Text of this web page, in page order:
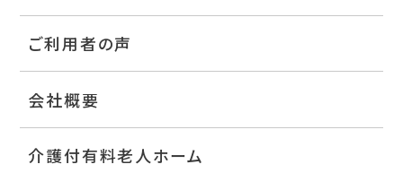
ご利用者の声
会社概要
介護付有料老人ホーム